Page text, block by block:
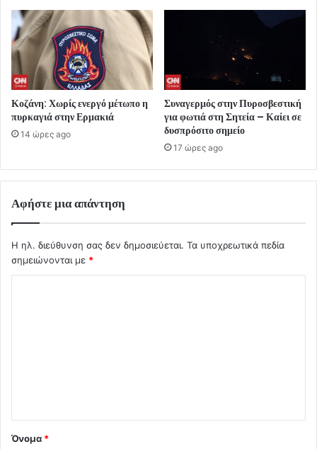
Κοζάνη: Χωρίς ενεργό μέτωπο η
πυρκαγιά στην Ερμακιά
14 ώρες ago
Συναγερμός στην Πυροσβεστική
για φωτιά στη Σητεία – Καίει σε
δυσπρόσιτο σημείο
17 ώρες ago
Αφήστε μια απάντηση
Η ηλ. διεύθυνση σας δεν δημοσιεύεται. Τα υποχρεωτικά πεδία
σημειώνονται με *
Όνομα *